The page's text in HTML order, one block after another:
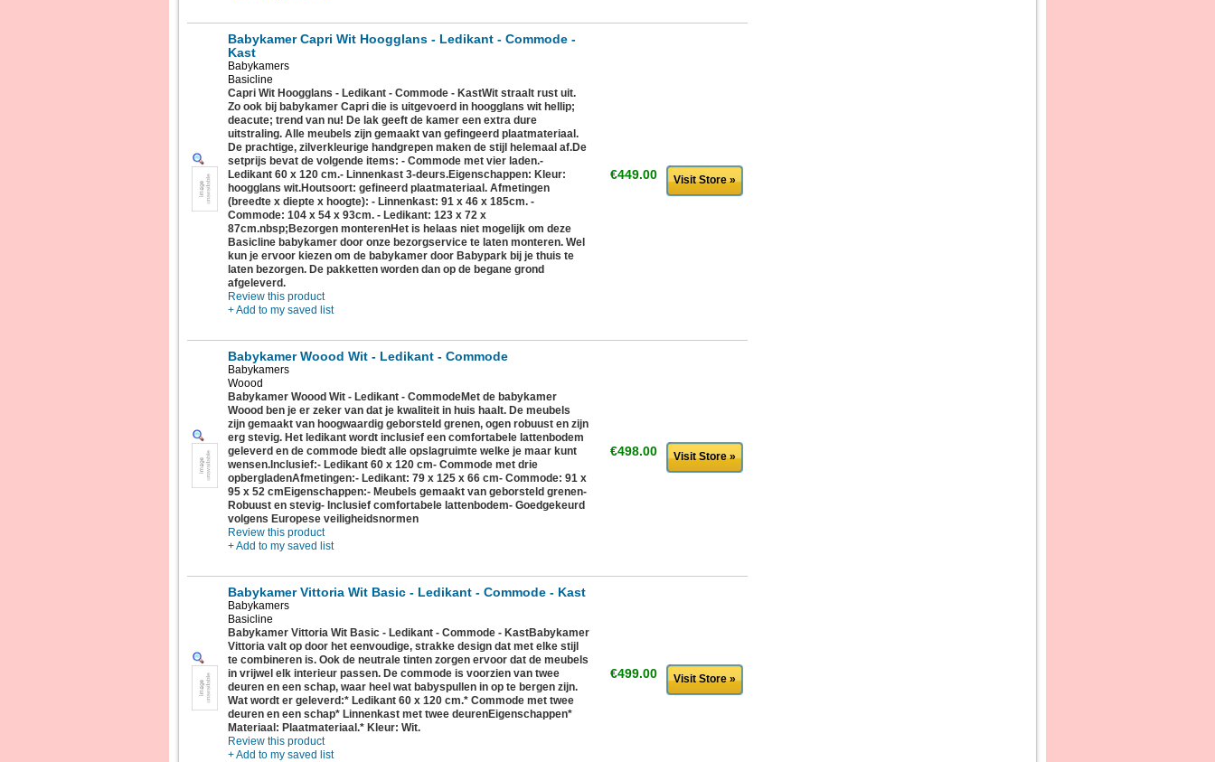
Babykamer Capri Wit Hoogglans - Ledikant - Commode -
Kast
Babykamers
Basicline
Capri Wit Hoogglans - Ledikant - Commode - KastWit straalt rust uit.
Zo ook bij babykamer Capri die is uitgevoerd in hoogglans wit hellip;
deacute; trend van nu! De lak geeft de kamer een extra dure
uitstraling. Alle meubels zijn gemaakt van gefingeerd plaatmateriaal.
De prachtige, zilverkleurige handgrepen maken de stijl helemaal af.De
setprijs bevat de volgende items: - Commode met vier laden.-
Ledikant 60 x 120 cm.- Linnenkast 3-deurs.Eigenschappen: Kleur:
hoogglans wit.Houtsoort: gefineerd plaatmateriaal. Afmetingen
(breedte x diepte x hoogte): - Linnenkast: 91 x 46 x 185cm. -
Commode: 104 x 54 x 93cm. - Ledikant: 123 x 72 x
87cm.nbsp;Bezorgen monterenHet is helaas niet mogelijk om deze
Basicline babykamer door onze bezorgservice te laten monteren. Wel
kun je ervoor kiezen om de babykamer door Babypark bij je thuis te
laten bezorgen. De pakketten worden dan op de begane grond
afgeleverd.
Review this product
+ Add to my saved list
€449.00 Visit Store »
Babykamer Woood Wit - Ledikant - Commode
Babykamers
Woood
Babykamer Woood Wit - Ledikant - CommodeMet de babykamer
Woood ben je er zeker van dat je kwaliteit in huis haalt. De meubels
zijn gemaakt van hoogwaardig geborsteld grenen, ogen robuust en zijn
erg stevig. Het ledikant wordt inclusief een comfortabele lattenbodem
geleverd en de commode biedt alle opslagruimte welke je maar kunt
wensen.Inclusief:- Ledikant 60 x 120 cm- Commode met drie
opbergladenAfmetingen:- Ledikant: 79 x 125 x 66 cm- Commode: 91 x
95 x 52 cmEigenschappen:- Meubels gemaakt van geborsteld grenen-
Robuust en stevig- Inclusief comfortabele lattenbodem- Goedgekeurd
volgens Europese veiligheidsnormen
Review this product
+ Add to my saved list
€498.00 Visit Store »
Babykamer Vittoria Wit Basic - Ledikant - Commode - Kast
Babykamers
Basicline
Babykamer Vittoria Wit Basic - Ledikant - Commode - KastBabykamer
Vittoria valt op door het eenvoudige, strakke design dat met elke stijl
te combineren is. Ook de neutrale tinten zorgen ervoor dat de meubels
in vrijwel elk interieur passen. De commode is voorzien van twee
deuren en een schap, waar heel wat babyspullen in op te bergen zijn.
Wat wordt er geleverd:* Ledikant 60 x 120 cm.* Commode met twee
deuren en een schap* Linnenkast met twee deurenEigenschappen*
Materiaal: Plaatmateriaal.* Kleur: Wit.
Review this product
+ Add to my saved list
€499.00 Visit Store »